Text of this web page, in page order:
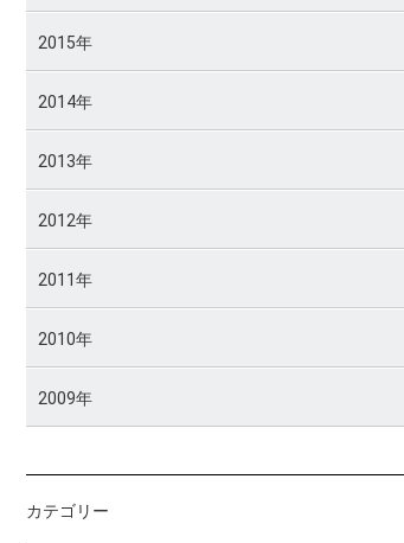
2015年
2014年
2013年
2012年
2011年
2010年
2009年
カテゴリー